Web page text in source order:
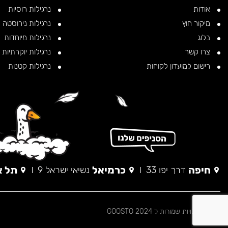
אודות
מיקור חוץ
בלוג
צרו קשר
רישום למועדון לקוחות
נרגילות רוסיות
נרגילות נירוסטה
נרגילות מיוחדות
נרגילות יוקרתיות
נרגילות קטנות
חיפה דרך יפו 33 כרמיאל נשיאי ישראל 9 תל
© כל הזכויות שמורות ל 2024 GOOSTO